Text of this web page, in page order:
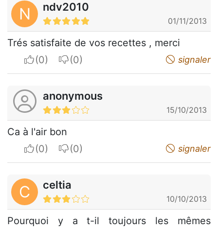
N ndv2010
01/11/2013
Trés satisfaite de vos recettes , merci
I apreciateI do not appreciate signaler
anonymous
15/10/2013
Ca à l'air bon
I apreciateI do not appreciate signaler
C celtia
10/10/2013
Pourquoi y a t-il toujours les mêmes